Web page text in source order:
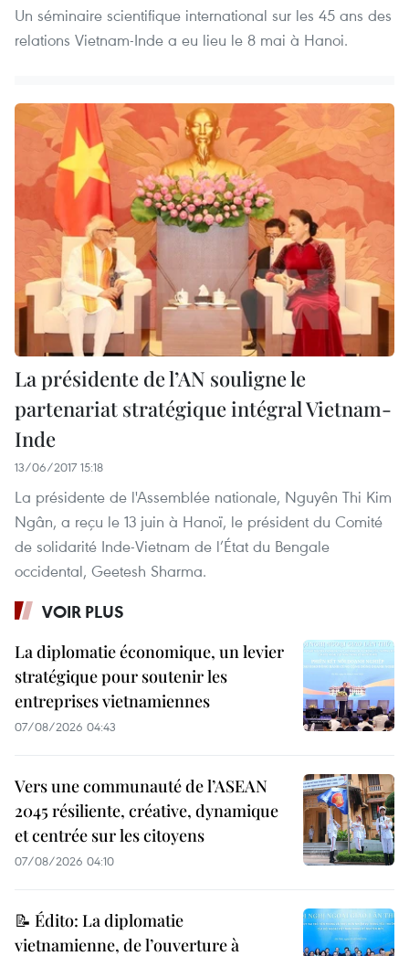
Un séminaire scientifique international sur les 45 ans des
relations Vietnam-Inde a eu lieu le 8 mai à Hanoi.
La présidente de l’AN souligne le
partenariat stratégique intégral Vietnam-
Inde
13/06/2017 15:18
La présidente de l'Assemblée nationale, Nguyên Thi Kim
Ngân, a reçu le 13 juin à Hanoï, le président du Comité
de solidarité Inde-Vietnam de l’État du Bengale
occidental, Geetesh Sharma.
VOIR PLUS
La diplomatie économique, un levier
stratégique pour soutenir les
entreprises vietnamiennes
07/08/2026 04:43
Vers une communauté de l’ASEAN
2045 résiliente, créative, dynamique
et centrée sur les citoyens
07/08/2026 04:10
📝 Édito: La diplomatie
vietnamienne, de l’ouverture à